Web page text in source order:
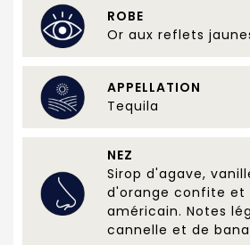
ROBE
Or aux reflets
APPELLATION
Tequila
NEZ
Sirop d'agave,
d'orange confite et
américain. Notes
cannelle et de